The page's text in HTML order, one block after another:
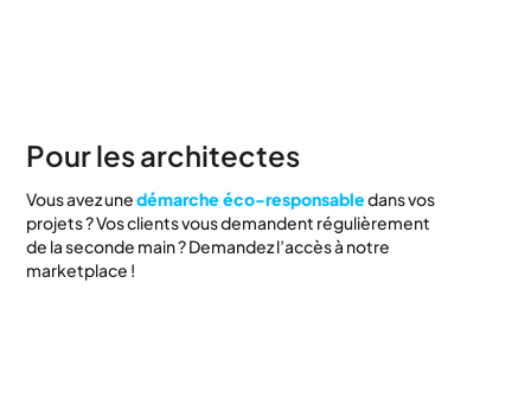
Pour les architectes
Vous avez unedémarche éco-responsabledans vos
projets ? Vos clients vous demandent régulièrement
de la seconde main ? Demandez l’accès à notre
marketplace !